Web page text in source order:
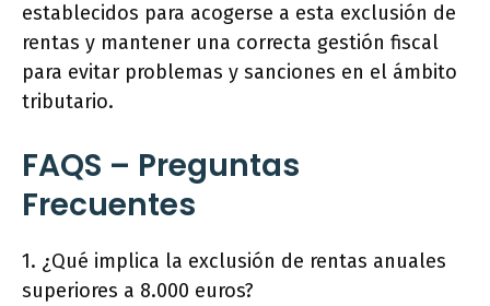
establecidos para acogerse a esta exclusión de
rentas y mantener una correcta gestión fiscal
para evitar problemas y sanciones en el ámbito
tributario.
FAQS – Preguntas
Frecuentes
1. ¿Qué implica la exclusión de rentas anuales
superiores a 8.000 euros?